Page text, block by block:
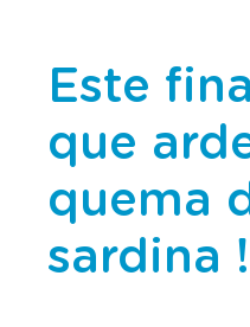
Este
que
quema
sardina !